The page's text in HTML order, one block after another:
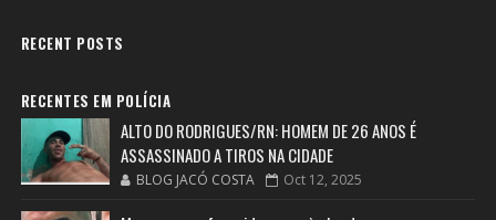
RECENT POSTS
RECENTES EM POLÍCIA
ALTO DO RODRIGUES/RN: HOMEM DE 26 ANOS É
ASSASSINADO A TIROS NA CIDADE
BLOG JACÓ COSTA Oct 12, 2025